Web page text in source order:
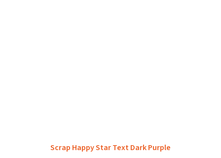
Scrap Happy Star Text Dark Purple